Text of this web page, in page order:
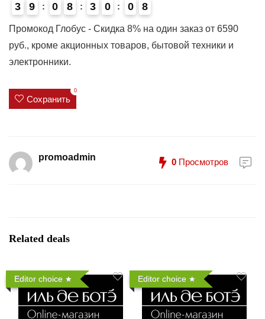
3 9 0 8 3 0 0 8
Промокод Глобус - Скидка 8% на один заказ от 6590
руб., кроме акционных товаров, бытовой техники и
электронники.
Сохранить
0
promoadmin 0 Просмотров
Related deals
Editor choice Editor choice